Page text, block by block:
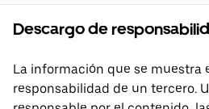
Descargo de
La información que se muestra
responsabilidad de un tercero.